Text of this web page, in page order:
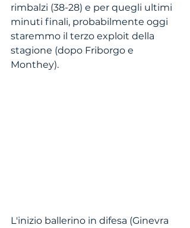
rimbalzi (38-28) e per quegli ultimi
minuti finali, probabilmente oggi
staremmo il terzo exploit della
stagione (dopo Friborgo e
Monthey).
L'inizio ballerino in difesa (Ginevra